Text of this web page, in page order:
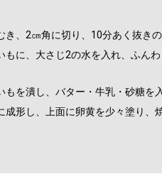
き、2㎝角に切り、10分あく抜き
もに、大さじ2の水を入れ、ふん
もを潰し、バター・牛乳・砂糖を
成形し、上面に卵黄を少々塗り